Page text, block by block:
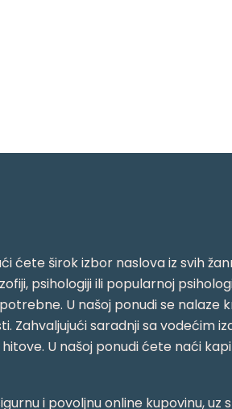
ćete širok izbor naslova iz svih
psihologiji ili popularnoj
U našoj ponudi se nalaze
Zahvaljujući saradnji sa vodećim
U našoj ponudi ćete naći
i povoljnu online kupovinu, uz